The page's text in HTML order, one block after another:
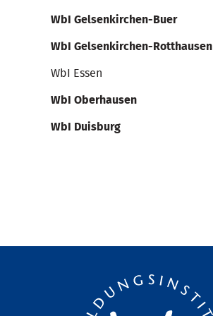
WbI Gelsenkirchen-Buer
WbI Gelsenkirchen-Rotthausen
WbI Essen
WbI Oberhausen
WbI Duisburg